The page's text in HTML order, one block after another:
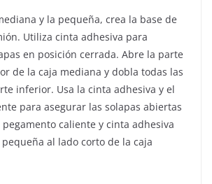
y la pequeña, crea la base de
Utiliza cinta adhesiva para
en posición cerrada. Abre la parte
de la caja mediana y dobla todas las
inferior. Usa la cinta adhesiva y el
para asegurar las solapas abiertas
caliente y cinta adhesiva
al lado corto de la caja